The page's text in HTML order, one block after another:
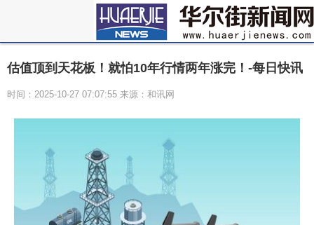
估值顶到天花板！就怕10年行情两年涨完！-每日快讯
时间：2025-10-27 07:07:55 来源：和讯网